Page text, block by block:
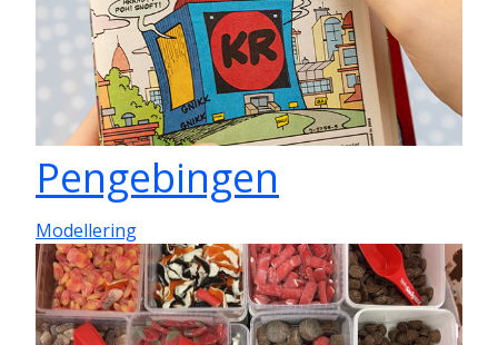
Pengebingen
Modellering